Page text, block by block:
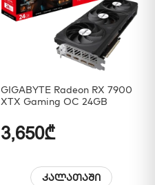
GIGABYTE Radeon RX 7900
XTX Gaming OC 24GB
3,650₾
კალათაში